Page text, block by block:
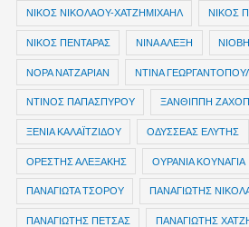
ΝΙΚΟΣ ΝΙΚΟΛΑΟΥ-ΧΑΤΖΗΜΙΧΑΗΛ ΝΙΚΟΣ
ΝΙΚΟΣ ΠΕΝΤΑΡΑΣ ΝΙΝΑ ΑΛΕΞΗ
ΝΟΡΑ ΝΑΤΖΑΡΙΑΝ ΝΤΙΝΑ
ΝΤΙΝΟΣ ΠΑΠΑΣΠΥΡΟΥ ΞΑΝΘΙΠΠΗ
ΞΕΝΙΑ ΚΑΛΑΪΤΖΙΔΟΥ ΟΔΥΣΣΕΑΣ ΕΛΥΤΗΣ
ΟΡΕΣΤΗΣ ΑΛΕΞΑΚΗΣ ΟΥΡΑΝΙΑ ΚΟΥΝΑΓΙΑ
ΠΑΝΑΓΙΩΤΑ ΤΣΟΡΟΥ ΠΑΝΑΓΙΩΤΗΣ
ΠΑΝΑΓΙΩΤΗΣ ΠΕΤΣΑΣ ΠΑΝΑΓΙΩΤΗΣ